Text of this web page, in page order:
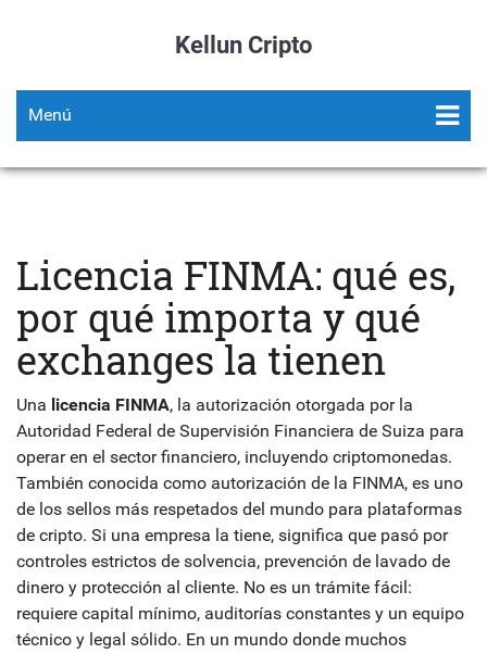
Kellun Cripto
Menú
Licencia FINMA: qué es,
por qué importa y qué
exchanges la tienen
Una licencia FINMA, la autorización otorgada por la
Autoridad Federal de Supervisión Financiera de Suiza para
operar en el sector financiero, incluyendo criptomonedas.
También conocida como autorización de la FINMA, es uno
de los sellos más respetados del mundo para plataformas
de cripto. Si una empresa la tiene, significa que pasó por
controles estrictos de solvencia, prevención de lavado de
dinero y protección al cliente. No es un trámite fácil:
requiere capital mínimo, auditorías constantes y un equipo
técnico y legal sólido. En un mundo donde muchos